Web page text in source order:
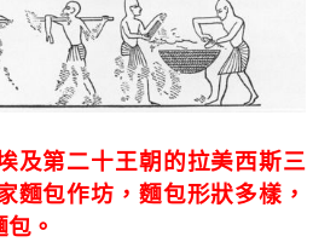
及第二十王朝的拉美西斯三
麵包作坊，麵包形狀多樣，
。